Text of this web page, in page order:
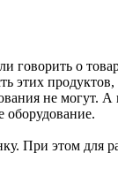
говорить о
этих продуктов,
не могут.
оборудование.
При этом для